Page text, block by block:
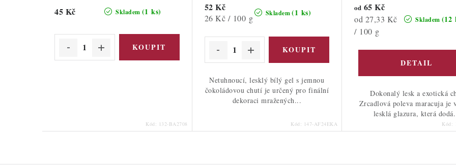
Skladem (1 ks)
45 Kč
Kód: 132-BA2708
Skladem(1 ks)
52 Kč
Měrná
26 Kč / 100 g
Netuhnoucí, lesklý bílý gel s jemnou
čokoládovou chutí je určený pro finální
dekoraci mražených...
Kód: 147-AF24EKA
Skladem (12
od 65 Kč
Měrná
cena:
od 27,33 Kč
/ 100 g
Dokonalý lesk a exotická
Zrcadlová poleva maracuja je
lesklá glazura, která
Kód: